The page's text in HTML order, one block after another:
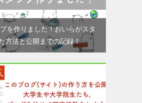
を作りました！おいらがスタ
方法と公開までの記録！